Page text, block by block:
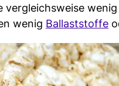
wenig Ballaststoffe